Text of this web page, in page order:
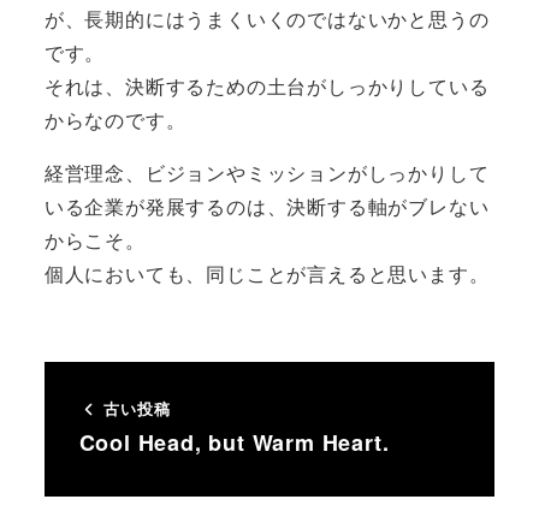
が、長期的にはうまくいくのではないかと思うの
です。
それは、決断するための土台がしっかりしている
からなのです。
経営理念、ビジョンやミッションがしっかりして
いる企業が発展するのは、決断する軸がブレない
からこそ。
個人においても、同じことが言えると思います。
古い投稿
Cool Head, but Warm Heart.